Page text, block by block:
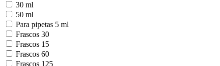
30 ml
50 ml
Para pipetas 5 ml
Frascos 30
Frascos 15
Frascos 60
Frascos 125